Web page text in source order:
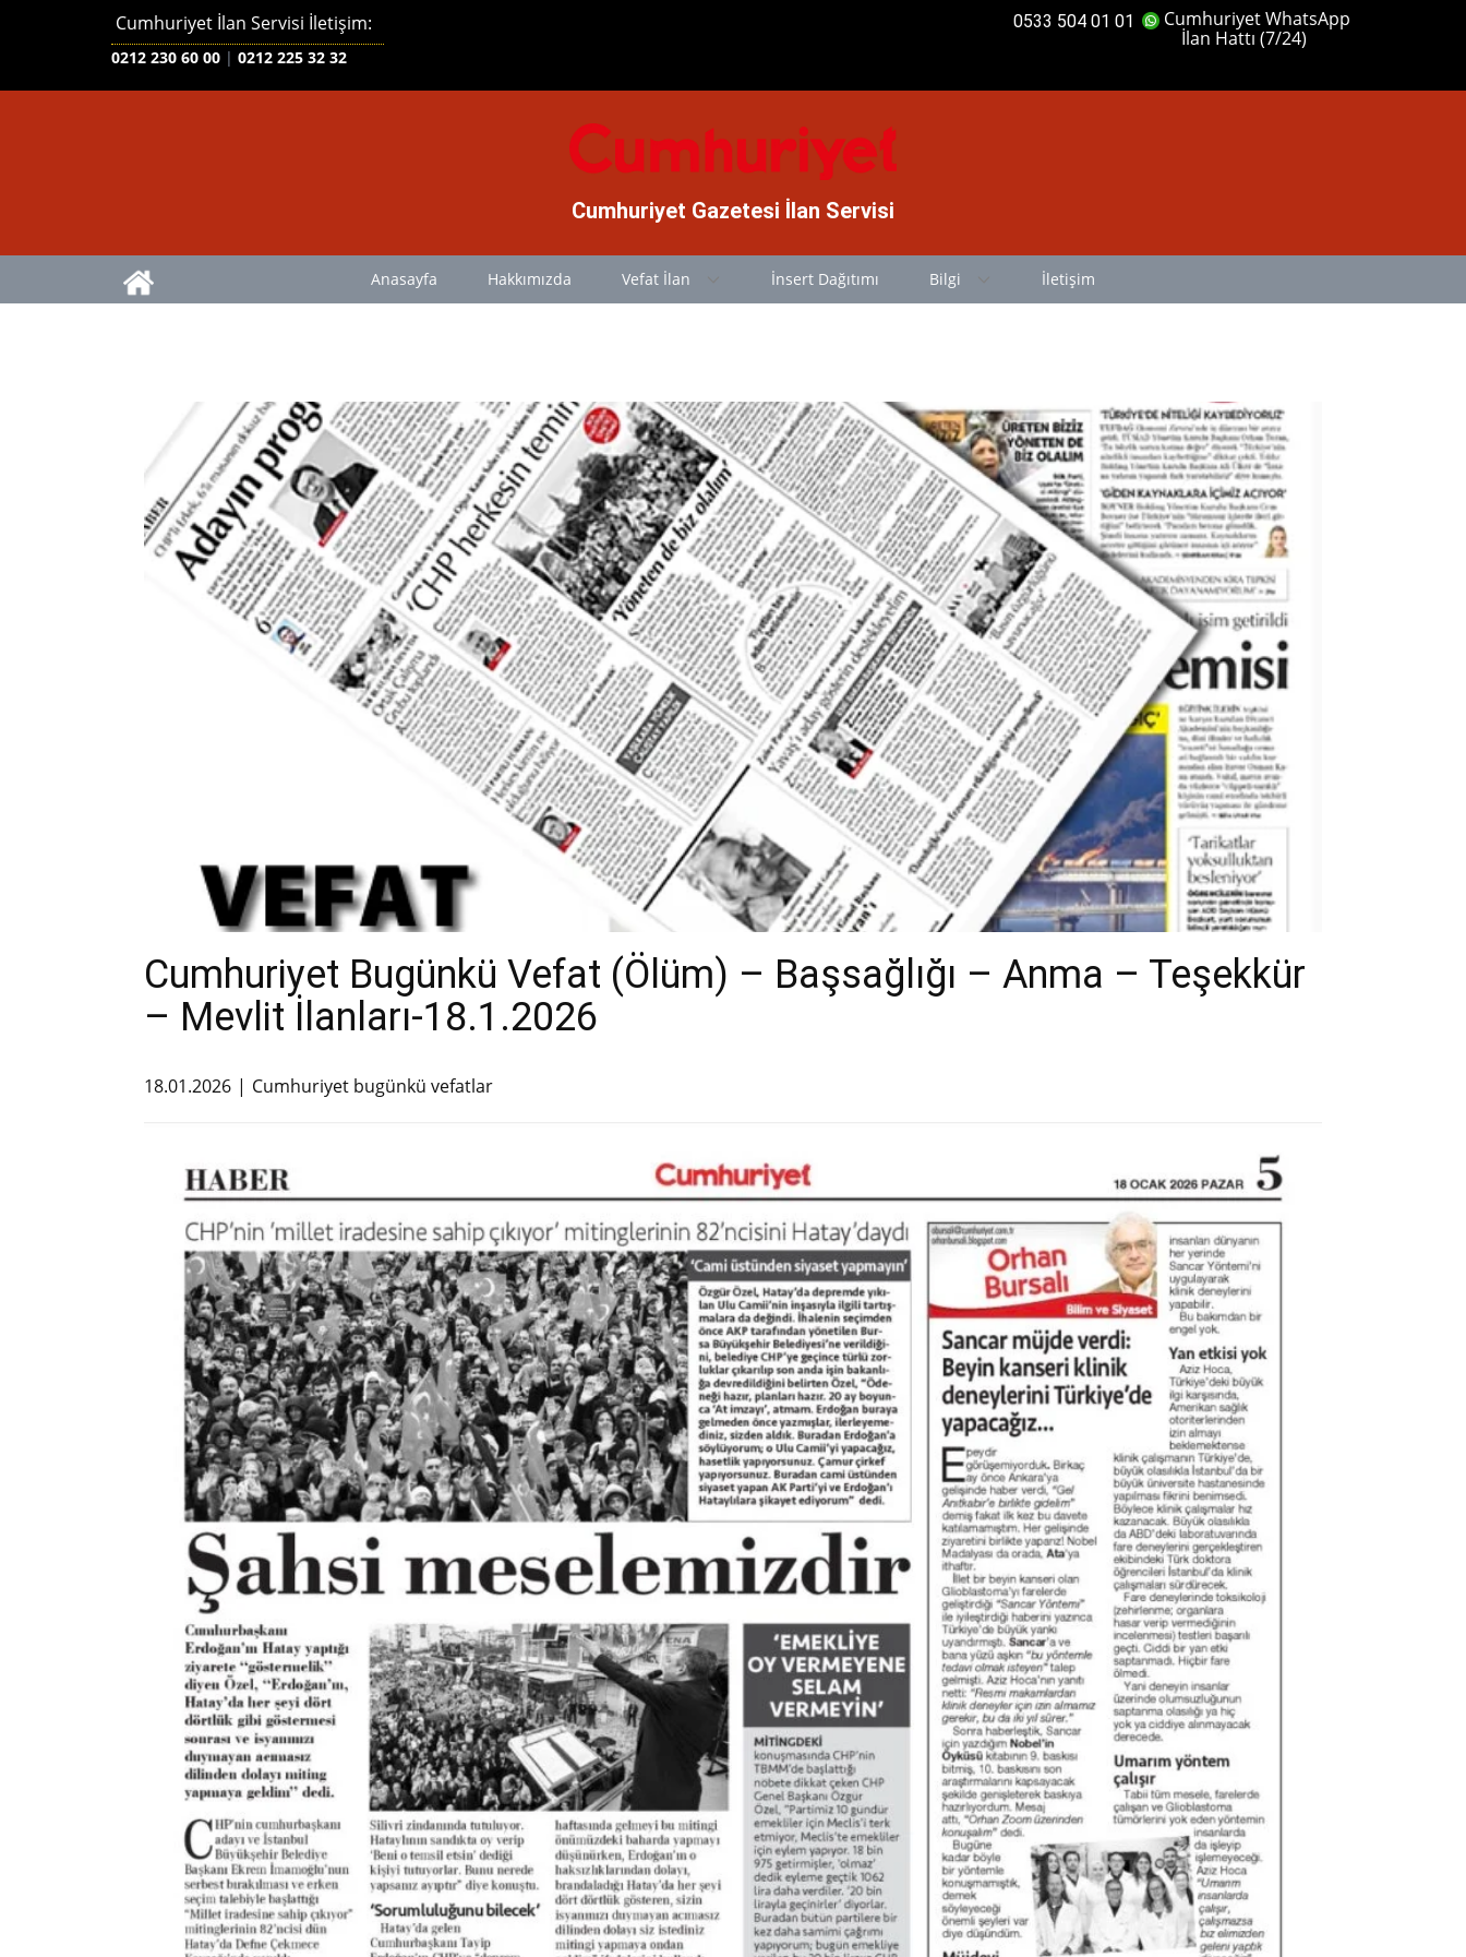
Cumhuriyet WhatsApp
İlan Hattı (7/24)
0533 504 01 01
Cumhuriyet İlan Servisi İletişim:
0212 230 60 00 | 0212 225 32 32
Cumhuriyet Gazetesi İlan Servisi
Anasayfa Hakkımızda Vefat İlan İnsert Dağıtımı Bilgi İletişim
Cumhuriyet Bugünkü Vefat (Ölüm) – Başsağlığı – Anma – Teşekkür
– Mevlit İlanları-18.1.2026
18.01.2026 Cumhuriyet bugünkü vefatlar